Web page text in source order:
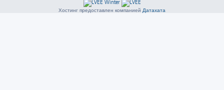
Хостинг предоставлен компанией Датахата